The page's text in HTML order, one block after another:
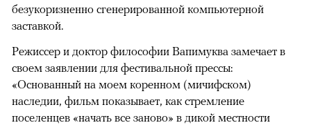
безукоризненно сгенерированной компьютерной
заставкой.
Режиссер и доктор философии Вапимуква замечает в
своем заявлении для фестивальной прессы:
«Основанный на моем коренном (мичифском)
наследии, фильм показывает, как стремление
поселенцев «начать все заново» в дикой местности